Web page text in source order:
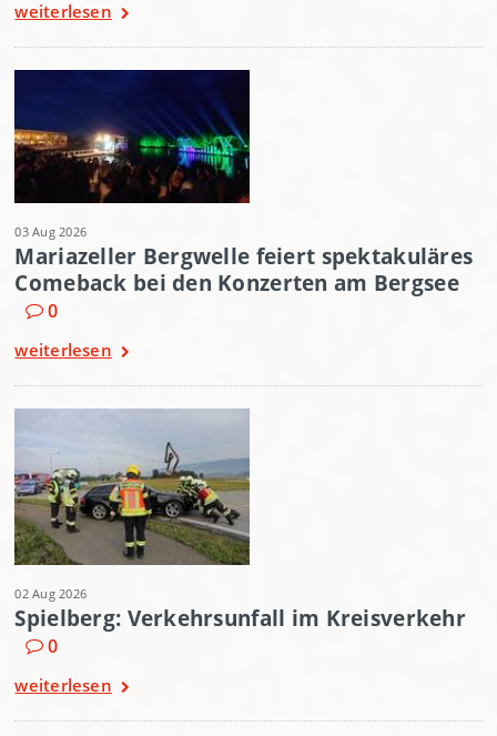
weiterlesen
03 Aug 2026
Mariazeller Bergwelle feiert spektakuläres
Comeback bei den Konzerten am Bergsee
0
weiterlesen
02 Aug 2026
Spielberg: Verkehrsunfall im Kreisverkehr
0
weiterlesen